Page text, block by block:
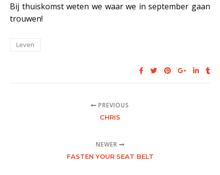
Bij thuiskomst weten we waar we in september gaan
trouwen!
Leven
PREVIOUS
CHRIS
NEWER
FASTEN YOUR SEAT BELT